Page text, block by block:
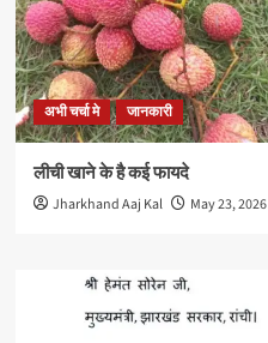
अभी चर्चा मे जानकारी
लीची खाने के है कई फायदे
Jharkhand Aaj Kal May 23, 2026